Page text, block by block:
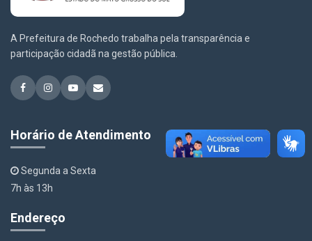
A Prefeitura de Rochedo trabalha pela transparência e
participação cidadã na gestão pública.
Horário de Atendimento
Segunda a Sexta
7h às 13h
Endereço